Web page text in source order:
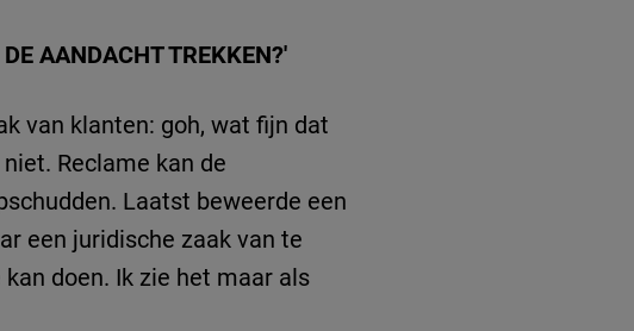
AANDACHT TREKKEN?'
van klanten: goh, wat fijn dat
Reclame kan de
Laatst beweerde een
een juridische zaak van te
doen. Ik zie het maar als